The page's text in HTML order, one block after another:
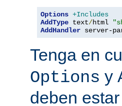
Options +Includes
AddType text/html
AddHandler server-
Tenga en
Options y
deben